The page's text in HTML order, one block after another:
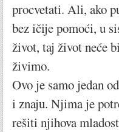
procvetati. Ali, ako
bez ičije pomoći, u
život, taj život neće
živimo.
Ovo je samo jedan
i znaju. Njima je
rešiti njihova